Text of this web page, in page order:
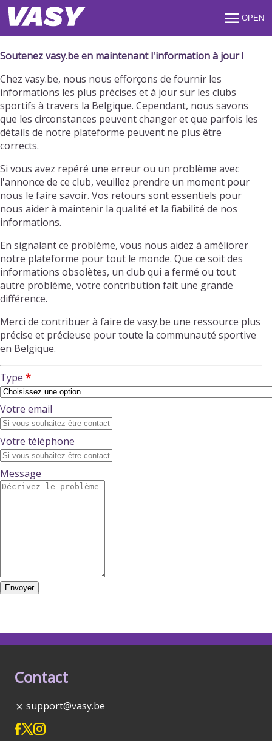
OPEN
Soutenez vasy.be en maintenant l'information à jour !
Chez vasy.be, nous nous efforçons de fournir les
informations les plus précises et à jour sur les clubs
sportifs à travers la Belgique. Cependant, nous savons
que les circonstances peuvent changer et que parfois les
détails de notre plateforme peuvent ne plus être
corrects.
Si vous avez repéré une erreur ou un problème avec
l'annonce de ce club, veuillez prendre un moment pour
nous le faire savoir. Vos retours sont essentiels pour
nous aider à maintenir la qualité et la fiabilité de nos
informations.
En signalant ce problème, vous nous aidez à améliorer
notre plateforme pour tout le monde. Que ce soit des
informations obsolètes, un club qui a fermé ou tout
autre problème, votre contribution fait une grande
différence.
Merci de contribuer à faire de vasy.be une ressource plus
précise et précieuse pour toute la communauté sportive
en Belgique.
Type
Votre email
Votre téléphone
Message
Envoyer
Contact
support@vasy.be